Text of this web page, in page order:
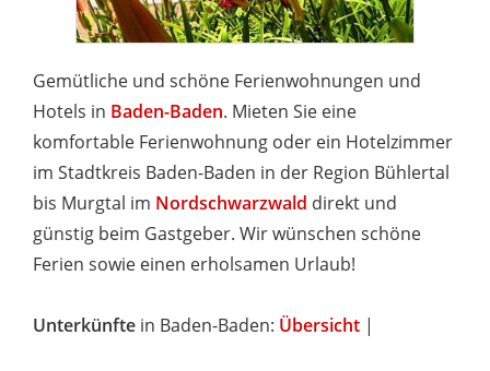
Gemütliche und schöne Ferienwohnungen und
Hotels in Baden-Baden. Mieten Sie eine
komfortable Ferienwohnung oder ein Hotelzimmer
im Stadtkreis Baden-Baden in der Region Bühlertal
bis Murgtal im Nordschwarzwald direkt und
günstig beim Gastgeber. Wir wünschen schöne
Ferien sowie einen erholsamen Urlaub!
Unterkünfte in Baden-Baden: Übersicht |